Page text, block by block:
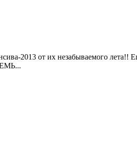
2013 от их незабываемого